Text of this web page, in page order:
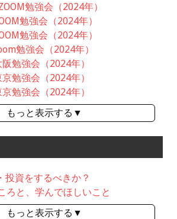
勉強会（2024年）
勉強会（2024年）
勉強会（2024年）
勉強会（2024年）
阪勉強会（2024年）
京勉強会（2024年）
京勉強会（2024年）
もっと表示する▼
投資をするべきか？
ろと、学んでほしいこと
もっと表示する▼